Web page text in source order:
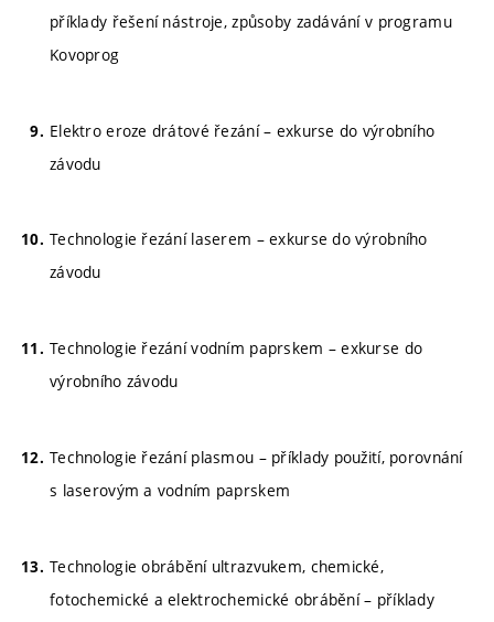
příklady řešení nástroje, způsoby zadávání v programu
Kovoprog
Elektro eroze drátové řezání – exkurse do výrobního
závodu
Technologie řezání laserem – exkurse do výrobního
závodu
Technologie řezání vodním paprskem – exkurse do
výrobního závodu
Technologie řezání plasmou – příklady použití, porovnání
s laserovým a vodním paprskem
Technologie obrábění ultrazvukem, chemické,
fotochemické a elektrochemické obrábění – příklady